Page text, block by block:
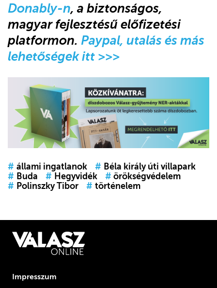
Donably-n, a biztonságos,
magyar fejlesztésű előfizetési
platformon. Paypal, utalás és más
lehetőségek itt >>>
# állami ingatlanok # Béla király úti villapark
# Buda # Hegyvidék # örökségvédelem
# Polinszky Tibor # történelem
Impresszum